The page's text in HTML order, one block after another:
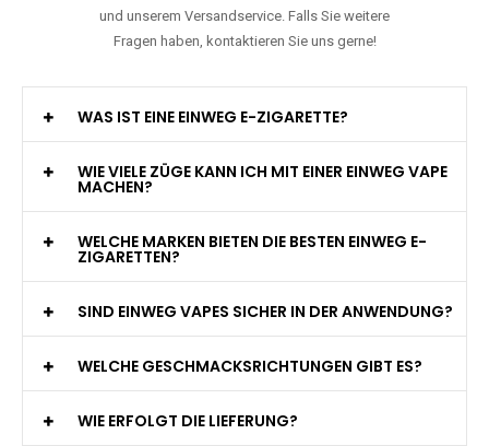
und unserem Versandservice. Falls Sie weitere
Fragen haben, kontaktieren Sie uns gerne!
WAS IST EINE EINWEG E-ZIGARETTE?
WIE VIELE ZÜGE KANN ICH MIT EINER EINWEG VAPE
MACHEN?
WELCHE MARKEN BIETEN DIE BESTEN EINWEG E-
ZIGARETTEN?
SIND EINWEG VAPES SICHER IN DER ANWENDUNG?
WELCHE GESCHMACKSRICHTUNGEN GIBT ES?
WIE ERFOLGT DIE LIEFERUNG?